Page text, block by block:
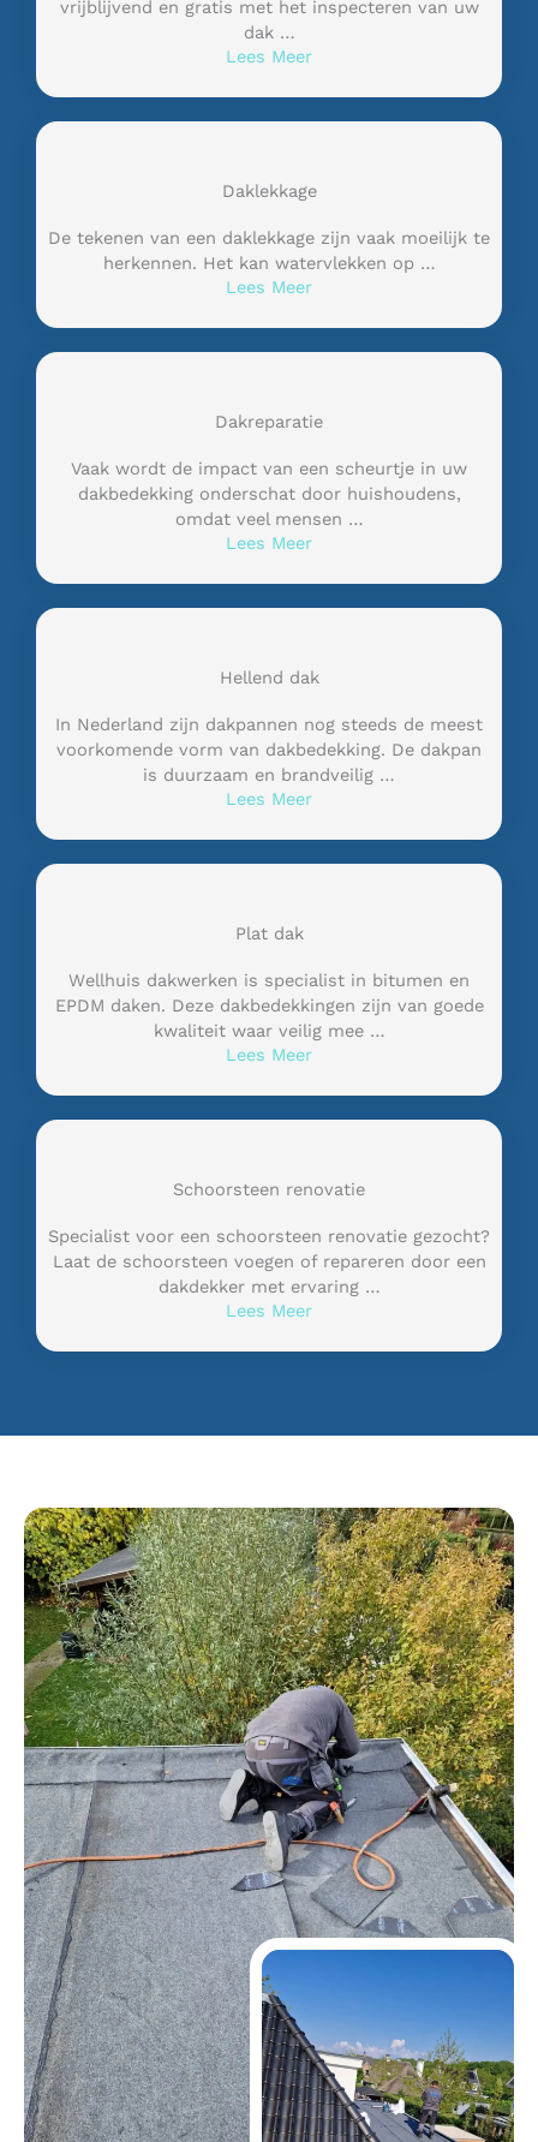
vrijblijvend en gratis met het inspecteren van uw
dak …
Lees Meer
Daklekkage
De tekenen van een daklekkage zijn vaak moeilijk te
herkennen. Het kan watervlekken op …
Lees Meer
Dakreparatie
Vaak wordt de impact van een scheurtje in uw
dakbedekking onderschat door huishoudens,
omdat veel mensen …
Lees Meer
Hellend dak
In Nederland zijn dakpannen nog steeds de meest
voorkomende vorm van dakbedekking. De dakpan
is duurzaam en brandveilig …
Lees Meer
Plat dak
Wellhuis dakwerken is specialist in bitumen en
EPDM daken. Deze dakbedekkingen zijn van goede
kwaliteit waar veilig mee …
Lees Meer
Schoorsteen renovatie
Specialist voor een schoorsteen renovatie gezocht?
Laat de schoorsteen voegen of repareren door een
dakdekker met ervaring …
Lees Meer